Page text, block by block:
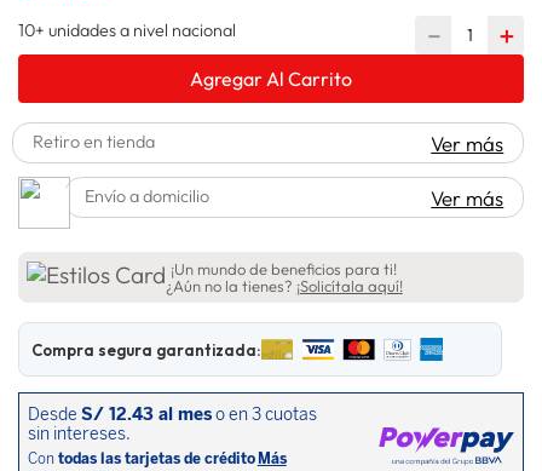
10+ unidades a nivel nacional ＋
－
Agregar Al Carrito
Retiro en tienda Ver más
Envío a domicilio Ver más
¡Un mundo de beneficios para ti!
¿Aún no la tienes? ¡Solicítala aquí!
Compra segura garantizada: